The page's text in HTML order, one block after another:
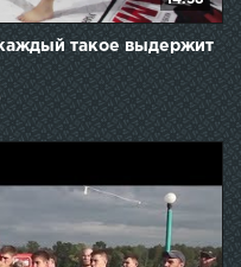
такое выдержит